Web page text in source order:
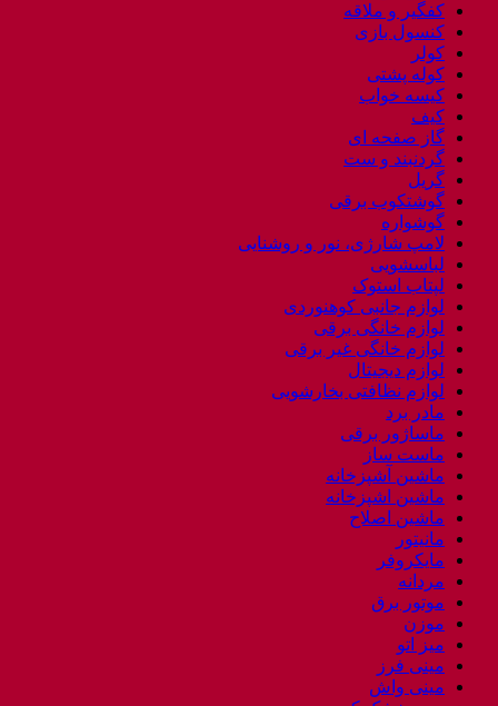
کفگیر و ملاقه
کنسول بازی
کولر
کوله پشتی
کیسه خواب
کیف
گاز صفحه ای
گردنبند و ست
گریل
گوشتکوب برقی
گوشواره
لامپ شارژی، نور و روشنایی
لباسشویی
لپتاب استوک
لوازم جانبی کوهنوردی
لوازم خانگی برقی
لوازم خانگی غیر برقی
لوازم دیجیتال
لوازم نظافتی بخارشویی
مادر برد
ماساژور برقی
ماست ساز
ماشین آشپزخانه
ماشین اشپزخانه
ماشین اصلاح
مانیتور
مایکروفر
مردانه
موتور برق
موزن
میز اتو
مینی فرز
مینی واش